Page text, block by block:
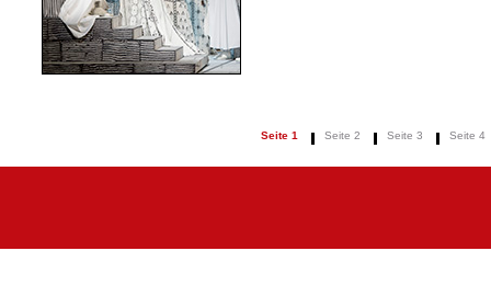
Seite 1 Seite 2 Seite 3 Seite 4